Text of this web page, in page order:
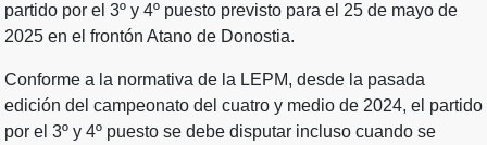
partido por el 3º y 4º puesto previsto para el 25 de mayo de
2025 en el frontón Atano de Donostia.
Conforme a la normativa de la LEPM, desde la pasada
edición del campeonato del cuatro y medio de 2024, el partido
por el 3º y 4º puesto se debe disputar incluso cuando se